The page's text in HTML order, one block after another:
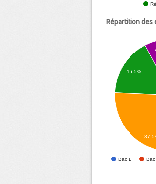
Répartition des
Bac L Bac
16.5%